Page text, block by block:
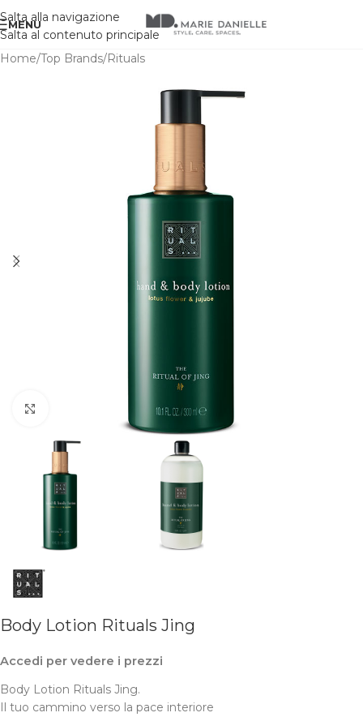
Salta alla navigazione
Salta al contenuto principale
MENU
Home/Top Brands/Rituals
Clicca per ingrandire
Body Lotion Rituals Jing
Accedi per vedere i prezzi
Body Lotion Rituals Jing.
Il tuo cammino verso la pace interiore